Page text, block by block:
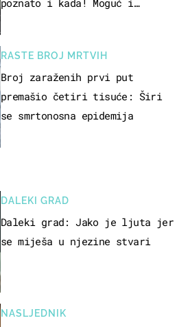
poznato i kada! Moguć i
RASTE BROJ MRTVIH
Broj zaraženih prvi put
premašio četiri tisuće: Širi
se smrtonosna epidemija
DALEKI GRAD
Daleki grad: Jako je ljuta jer
se miješa u njezine stvari
NASLJEDNIK